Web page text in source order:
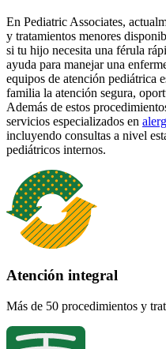
En Pediatric Associates,
y tratamientos menores
si tu hijo necesita una férula
ayuda para manejar una
equipos de atención pediátrica
familia la atención segura,
Además de estos
servicios especializados en
incluyendo consultas a nivel
pediátricos internos.
Atención integral
Más de 50 procedimientos y